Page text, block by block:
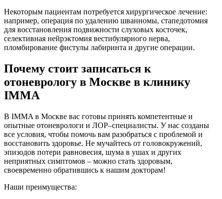
Некоторым пациентам потребуется хирургическое лечение:
например, операция по удалению шванномы, стапедотомия
для восстановления подвижности слуховых косточек,
селективная нейрэктомия вестибулярного нерва,
пломбирование фистулы лабиринта и другие операции.
Почему стоит записаться к
отоневрологу в Москве в клинику
IMMA
В IMMA в Москве вас готовы принять компетентные и
опытные отоневрологи и ЛОР–специалисты. У нас созданы
все условия, чтобы помочь вам разобраться с проблемой и
восстановить здоровье. Не мучайтесь от головокружений,
эпизодов потери равновесия, шума в ушах и других
неприятных симптомов – можно стать здоровым,
своевременно обратившись к нашим докторам!
Наши преимущества: